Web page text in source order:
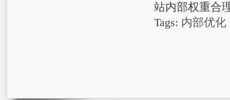
站内部权重合
Tags: 内部优化